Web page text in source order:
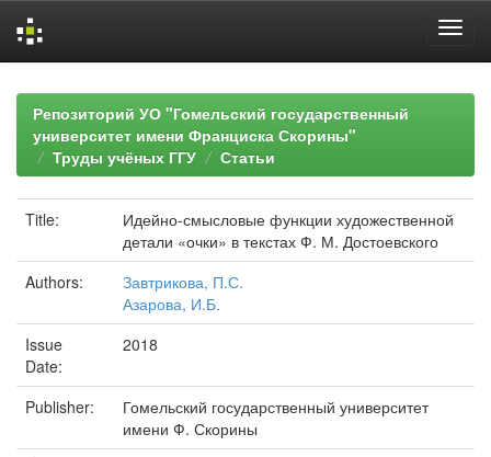
navigationРепозиторий УО "Гомельский государственный
университет имени Франциска Скорины"
Труды учёных ГГУ
Статьи
Title:
Идейно-смысловые функции художественной
детали «очки» в текстах Ф. М. Достоевского
Authors:
Завтрикова, П.С.
Азарова, И.Б.
Issue
Date:
2018
Publisher:
Гомельский государственный университет
имени Ф. Скорины